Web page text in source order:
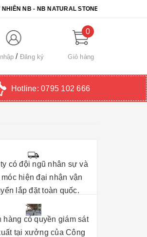
- NB NATURAL STONE. CHÚC QUÝ KHÁCH
Đăng ký
0
Giỏ hàng
Hotline: 0795 102 666
có đội ngũ nhân sự và
móc hiện đại nhận vận
lắp đặt toàn quốc.
hàng có quyền giám sát
tại xưởng của Công